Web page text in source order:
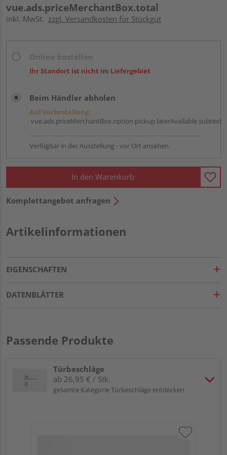
vue.ads.priceMerchantBox.total
inkl. MwSt. zzgl. Versandkosten für Stückgut
Ihr Standort ist nicht im Liefergebiet
Beim Händler abholen
Auf Vorbestellung:
vue.ads.priceMerchantBox.option.pickup.laterAvailable.subtext
Verfügbar in der Ausstellung - vor Ort ansehen.
In den Warenkorb
Komplettangebot anfragen
Artikelinformationen
EIGENSCHAFTEN
DATENBLÄTTER
Passende Produkte
Türbeschläge
ab 26,95 € / Stk.
gesamte Kategorie Türbeschläge entdecken